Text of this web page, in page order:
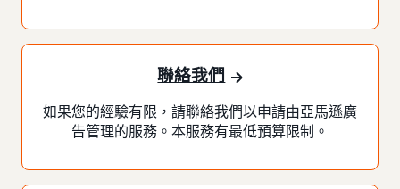
聯絡我們
如果您的經驗有限，請聯絡我們以申請由亞馬遜廣
告管理的服務。本服務有最低預算限制。